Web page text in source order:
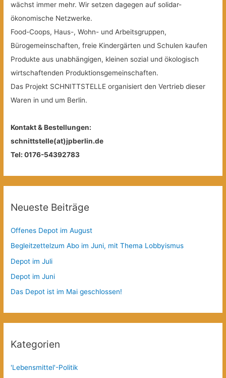
wächst immer mehr. Wir setzen dagegen auf solidar-
ökonomische Netzwerke.
Food-Coops, Haus-, Wohn- und Arbeitsgruppen,
Bürogemeinschaften, freie Kindergärten und Schulen kaufen
Produkte aus unabhängigen, kleinen sozial und ökologisch
wirtschaftenden Produktionsgemeinschaften.
Das Projekt SCHNITTSTELLE organisiert den Vertrieb dieser
Waren in und um Berlin.
Kontakt & Bestellungen:
schnittstelle(at)jpberlin.de
Tel: 0176-54392783
Neueste Beiträge
Offenes Depot im August
Begleitzettelzum Abo im Juni, mit Thema Lobbyismus
Depot im Juli
Depot im Juni
Das Depot ist im Mai geschlossen!
Kategorien
'Lebensmittel'-Politik